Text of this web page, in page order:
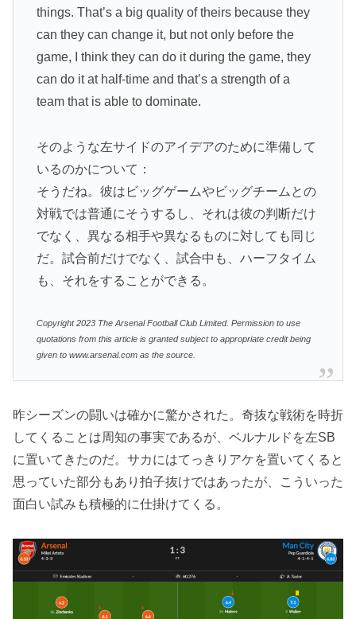
things. That’s a big quality of theirs because they
can they can change it, but not only before the
game, I think they can do it during the game, they
can do it at half-time and that’s a strength of a
team that is able to dominate.
そのような左サイドのアイデアのために準備して
いるのかについて：
そうだね。彼はビッグゲームやビッグチームとの
対戦では普通にそうするし、それは彼の判断だけ
でなく、異なる相手や異なるものに対しても同じ
だ。試合前だけでなく、試合中も、ハーフタイム
も、それをすることができる。
Copyright 2023 The Arsenal Football Club Limited. Permission to use
quotations from this article is granted subject to appropriate credit being
given to www.arsenal.com as the source.
昨シーズンの闘いは確かに驚かされた。奇抜な戦術を時折
してくることは周知の事実であるが、ベルナルドを左SB
に置いてきたのだ。サカにはてっきりアケを置いてくると
思っていた部分もあり拍子抜けではあったが、こういった
面白い試みも積極的に仕掛けてくる。